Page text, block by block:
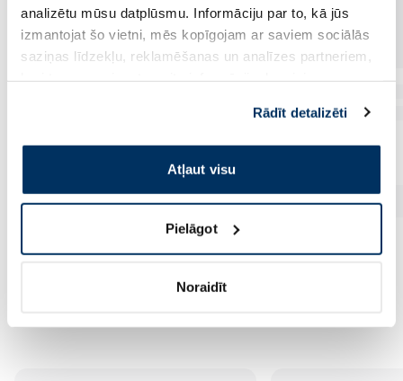
analizētu mūsu datplūsmu. Informāciju par to, kā jūs
izmantojat šo vietni, mēs kopīgojam ar saviem sociālās
saziņas līdzekļu, reklamēšanas un analīzes partneriem,
pakalpojumus. Ja piekrītat šo papildu sīkdatņu
izmantošanai, lūdzu, atzīmējiet savu izvēli:
Rādīt detalizēti
Atļaut visu
Pielāgot
Noraidīt